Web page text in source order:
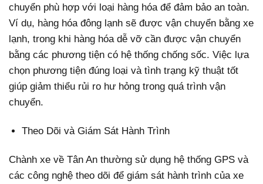
chuyển phù hợp với loại hàng hóa để đảm bảo an toàn.
Ví dụ, hàng hóa đông lạnh sẽ được vận chuyển bằng xe
lạnh, trong khi hàng hóa dễ vỡ cần được vận chuyển
bằng các phương tiện có hệ thống chống sốc. Việc lựa
chọn phương tiện đúng loại và tình trạng kỹ thuật tốt
giúp giảm thiểu rủi ro hư hỏng trong quá trình vận
chuyển.
Theo Dõi và Giám Sát Hành Trình
Chành xe về Tân An thường sử dụng hệ thống GPS và
các công nghệ theo dõi để giám sát hành trình của xe